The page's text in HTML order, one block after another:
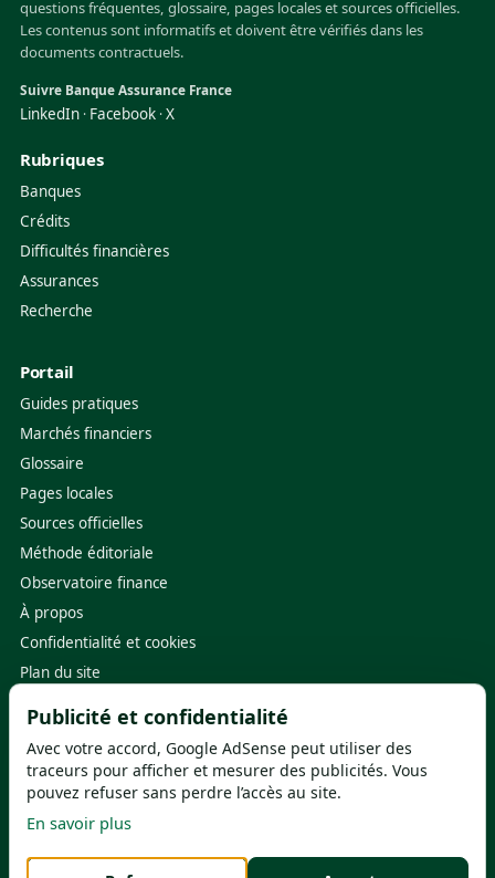
questions fréquentes, glossaire, pages locales et sources officielles.
Les contenus sont informatifs et doivent être vérifiés dans les
documents contractuels.
Suivre Banque Assurance France
LinkedIn · Facebook ·X
Rubriques
Banques
Crédits
Difficultés financières
Assurances
Recherche
Portail
Guides pratiques
Marchés financiers
Glossaire
Pages locales
Sources officielles
Méthode éditoriale
Observatoire finance
À propos
Confidentialité et cookies
Plan du site
Banque de France·ACPR
ABE Info Service·FGDR
Service-Public.fr·
Publicité et confidentialité
Avec votre accord, Google AdSense peut utiliser des
traceurs pour afficher et mesurer des publicités. Vous
pouvez refuser sans perdre l’accès au site.
En savoir plus